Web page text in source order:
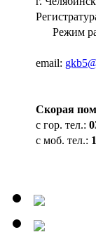
Режим
email:
Cкорая
с гор. тел.:
с моб. тел.: